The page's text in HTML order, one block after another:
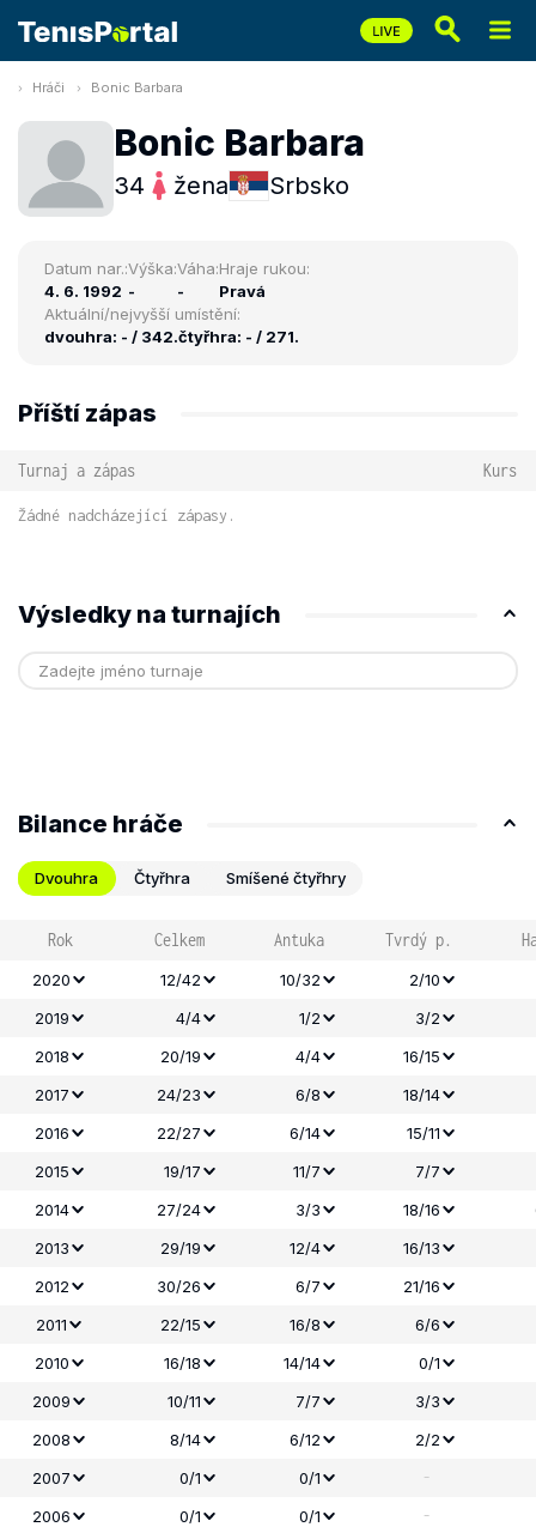
Hráči Bonic Barbara
Bonic Barbara
34 žena Srbsko
Datum nar.:
4. 6. 1992
Výška:
-
Váha:
-
Hraje rukou:
Pravá
Aktuální/nejvyšší umístění:
dvouhra: - / 342.čtyřhra: - / 271.
Příští zápas
Turnaj a zápas Kurs
Žádné nadcházející zápasy.
Výsledky na turnajích
Bilance hráče
Dvouhra Čtyřhra Smíšené čtyřhry
Rok Celkem Antuka Tvrdý p.
2020 12/42 10/32
2/10
2019
4/4 1/2
3/2
2018
20/19 4/4
16/15
2017
24/23 6/8
18/14
2016
22/27 6/14
15/11
2015
19/17 11/7
7/7
2014
27/24 3/3 18/16
2013
29/19 12/4
16/13
2012
30/26 6/7 21/16
2011
22/15 16/8
6/6
2010
16/18 14/14 0/1
2009
10/11 7/7
3/3
2008
8/14 6/12
2/2
2007
0/1 0/1 -
2006 0/1 0/1
-